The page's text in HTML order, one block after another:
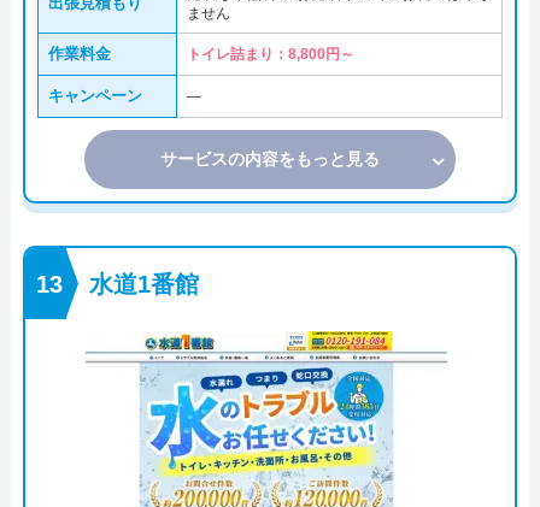
ません
作業料金 トイレ詰まり：8,800円～
キャンペーン ―
サービスの内容をもっと見る
水道1番館